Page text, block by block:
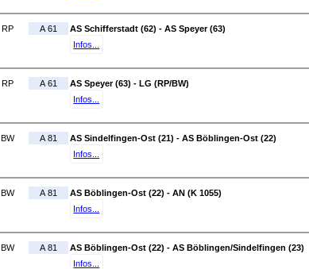
RP A 61
AS Schifferstadt (62) - AS Speyer (63)
Infos...
RP A 61
AS Speyer (63) - LG (RP/BW)
Infos...
BW A 81
AS Sindelfingen-Ost (21) - AS Böblingen-Ost (22)
Infos...
BW A 81
AS Böblingen-Ost (22) - AN (K 1055)
Infos...
BW A 81
AS Böblingen-Ost (22) - AS Böblingen/Sindelfingen (23)
Infos...